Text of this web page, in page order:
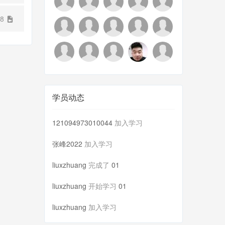
学员动态
121094973010044 加入学习
张峰2022 加入学习
liuxzhuang 完成了 01
liuxzhuang 开始学习 01
liuxzhuang 加入学习